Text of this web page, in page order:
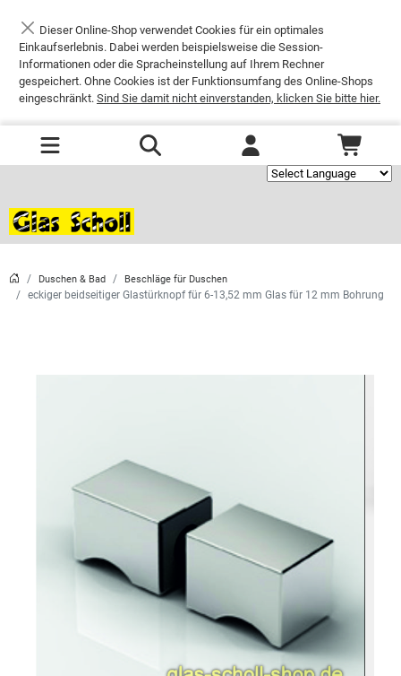
Schließen
Dieser Online-Shop verwendet Cookies für ein optimales
Einkaufserlebnis. Dabei werden beispielsweise die Session-
Informationen oder die Spracheinstellung auf Ihrem Rechner
gespeichert. Ohne Cookies ist der Funktionsumfang des Online-Shops
eingeschränkt. Sind Sie damit nicht einverstanden, klicken Sie bitte hier.
Duschen & Bad Beschläge für Duschen
eckiger beidseitiger Glastürknopf für 6-13,52 mm Glas für 12 mm Bohrung